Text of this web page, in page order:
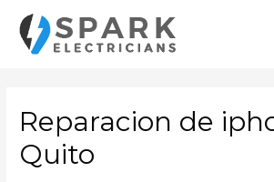
contenido
Reparacion de
Quito